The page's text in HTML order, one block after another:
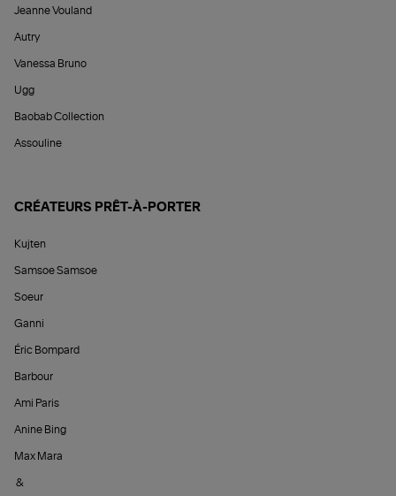
Jeanne Vouland
Autry
Vanessa Bruno
Ugg
Baobab Collection
Assouline
CRÉATEURS PRÊT-À-PORTER
Kujten
Samsoe Samsoe
Soeur
Ganni
Éric Bompard
Barbour
Ami Paris
Anine Bing
Max Mara
&